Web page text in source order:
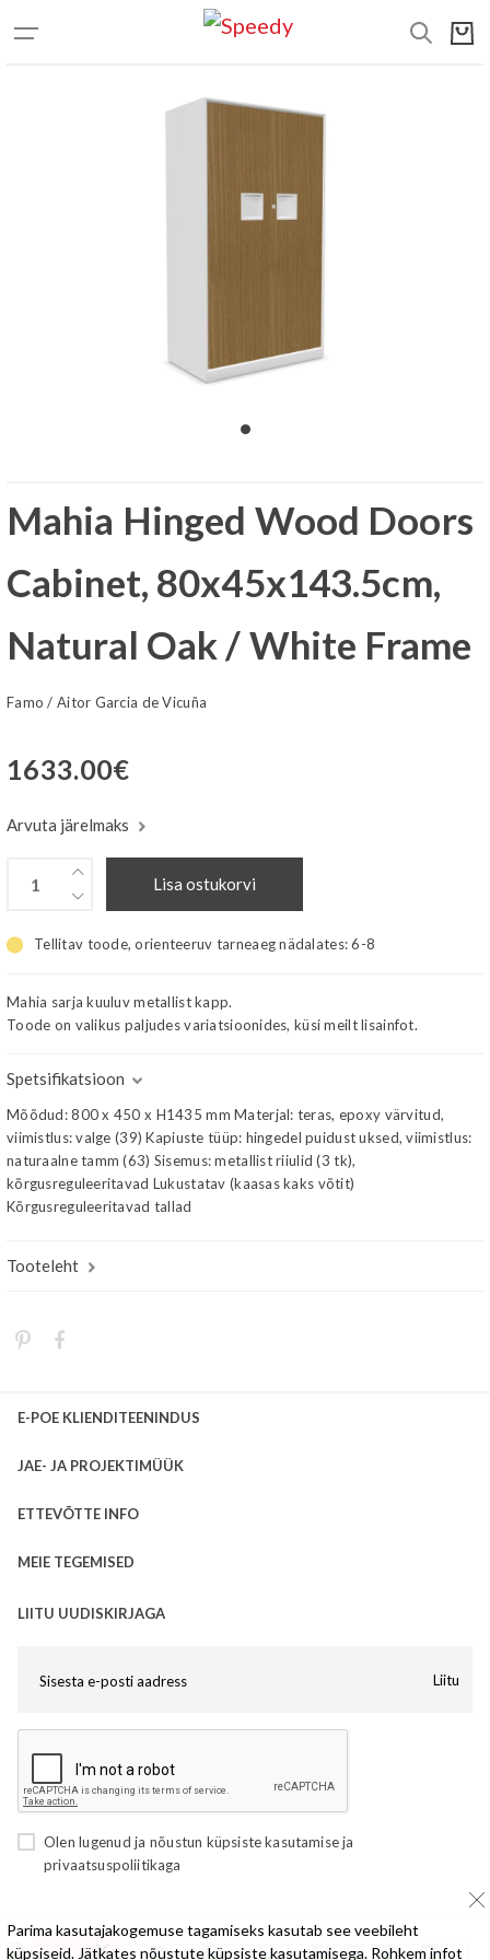
Mahia Hinged Wood Doors
Cabinet, 80x45x143.5cm,
Natural Oak / White Frame
Famo/ Aitor Garcia de Vicuña
1633.00€
Arvuta järelmaks
Lisa ostukorvi
Tellitav toode, orienteeruv tarneaeg nädalates:6-8
Mahia sarja kuuluv metallist kapp.
Toode on valikus paljudes variatsioonides, küsi meilt lisainfot.
Spetsifikatsioon
Mõõdud: 800 x 450 x H1435 mm Materjal: teras, epoxy värvitud,
viimistlus: valge (39) Kapiuste tüüp: hingedel puidust uksed, viimistlus:
naturaalne tamm (63) Sisemus: metallist riiulid (3 tk),
kõrgusreguleeritavad Lukustatav (kaasas kaks võtit)
Kõrgusreguleeritavad tallad
Tooteleht
E-POE KLIENDITEENINDUS
JAE- JA PROJEKTIMÜÜK
ETTEVÕTTE INFO
MEIE TEGEMISED
LIITU UUDISKIRJAGA
Liitu
Olen lugenud ja nõustun küpsiste kasutamiseja
privaatsuspoliitikaga
Parima kasutajakogemuse tagamiseks kasutab see veebileht
küpsiseid. Jätkates nõustute küpsiste kasutamisega. Rohkem infot